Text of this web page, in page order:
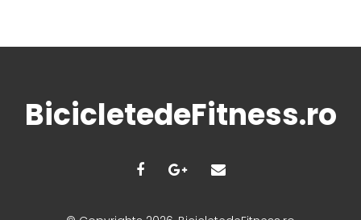
BicicletedeFitness.ro